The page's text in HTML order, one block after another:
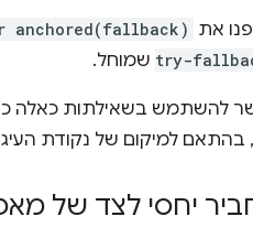
את anchored(fallback)
try- שמוחל.
להשתמש בשאילתות כאלה כדי
בהתאם למיקום של נקודת
יחסי לצד של